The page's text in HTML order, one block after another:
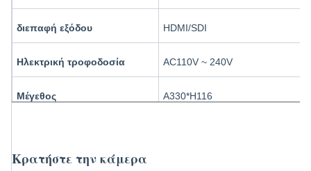
διεπαφή εξόδου HDMI/SDI
Ηλεκτρική τροφοδοσία AC110V ~ 240V
Μέγεθος Α330*H116
Κρατήστε την κάμερα